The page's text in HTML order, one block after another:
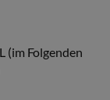
(im Folgenden